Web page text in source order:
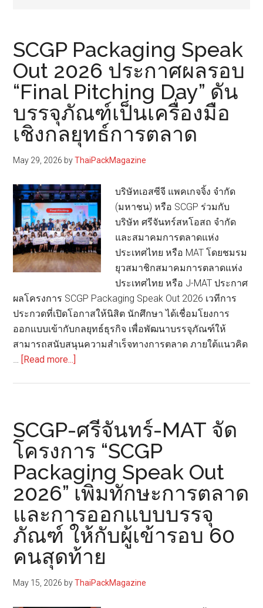
SCGP Packaging Speak
Out 2026 ประกาศผลรอบ
“Final Pitching Day” ดัน
บรรจุภัณฑ์เป็นเครื่องมือ
เชิงกลยุทธ์การตลาด
May 29, 2026 byThaiPackMagazine
บริษัทเอสซีจี แพคเกจจิ้ง จำกัด
(มหาชน) หรือ SCGP ร่วมกับ
บริษัท ศรีจันทร์สหโอสถ จำกัด
และสมาคมการตลาดแห่ง
ประเทศไทย หรือ MAT โดยชมรม
ยุวสมาชิกสมาคมการตลาดแห่ง
ประเทศไทย หรือ J-MAT ประกาศ
ผลโครงการ SCGP Packaging Speak Out 2026 เวทีการ
ประกวดที่เปิดโอกาสให้นิสิต นักศึกษา ได้เชื่อมโยงการ
ออกแบบเข้ากับกลยุทธ์ธุรกิจ เพื่อพัฒนาบรรจุภัณฑ์ให้
สามารถสนับสนุนความสำเร็จทางการตลาด ภายใต้แนวคิด
…
[Read more...]
Out
2026
ประกาศ
ผล
รอบ
“Final
Pitching
Day”
ดัน
บรรจุ
เป็น
SCGP-ศรีจันทร์-MAT จัด
โครงการ “SCGP
Packaging Speak Out
2026” เพิ่มทักษะการตลาด
และการออกแบบบรรจุ
ภัณฑ์ ให้กับผู้เข้ารอบ 60
คนสุดท้าย
May 15, 2026 byThaiPackMagazine